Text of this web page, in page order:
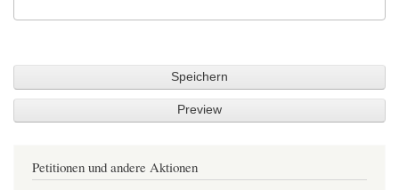
Petitionen und andere Aktionen